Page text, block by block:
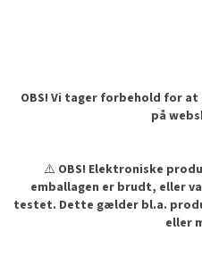
OBS! Vi tager forbehold for
på
⚠️ OBS! Elektroniske
emballagen er brudt, eller
testet. Dette gælder bl.a.
eller